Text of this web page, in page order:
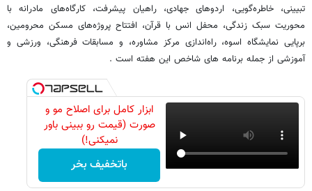
تبیینی، خاطره‌گویی، اردوهای جهادی، راهیان پیشرفت، کارگاه‌های مادرانه با
محوریت سبک زندگی، محفل انس با قرآن، افتتاح پروژه‌های مسکن محرومین،
برپایی نمایشگاه اسوه، راه‌اندازی مرکز مشاوره، و مسابقات فرهنگی، ورزشی و
آموزشی از جمله برنامه های شاخص این هفته است .
ابزار کامل برای اصلاح مو و
صورت (قیمت رو ببینی باور
نمیکنی!)
باتخفیف بخر